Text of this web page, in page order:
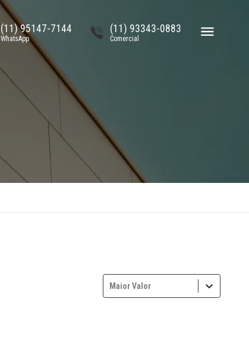
(11) 95147-7144
WhatsApp
(11) 93343-0883
Comercial
Maior Valor